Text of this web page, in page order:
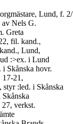
Lund, f. 2/
Nels G.
Greta
fil. kand.,
Lund,
:>ex. i Lund
i Skånska hovr.
17-21,
:led. i Skånska
27, verkst.